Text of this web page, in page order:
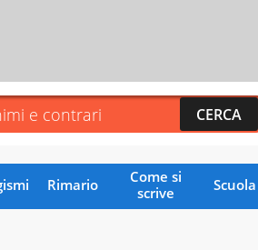
Rimario
Come si
scrive
Scuola